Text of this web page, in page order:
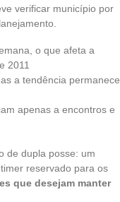
verificar município por
o que afeta a
2011
a tendência permanece
apenas a encontros e
de dupla posse: um
reservado para os
que desejam manter